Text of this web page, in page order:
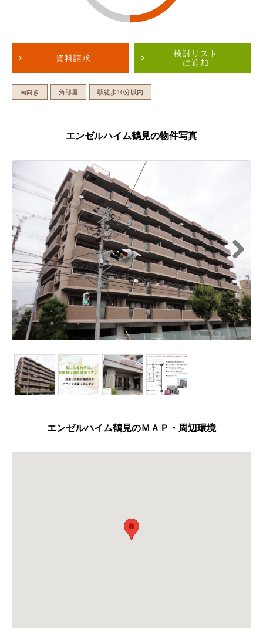
資料請求
検討リスト
に追加
南向き 角部屋 駅徒歩10分以内
エンゼルハイム鶴見の物件写真
Next
エンゼルハイム鶴見のＭＡＰ・周辺環境